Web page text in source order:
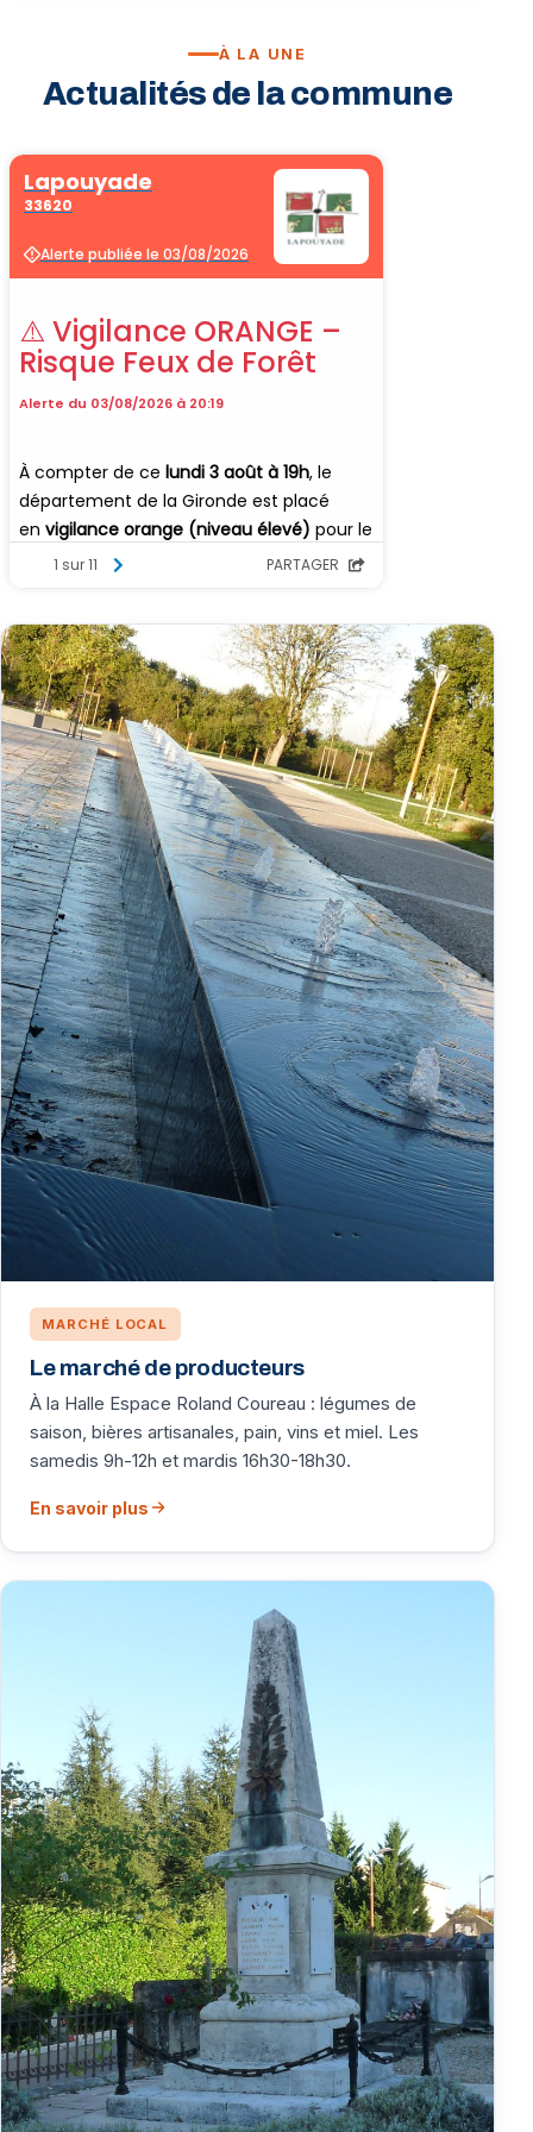
À LA UNE
Actualités de la commune
MARCHÉ LOCAL
Le marché de producteurs
À la Halle Espace Roland Coureau : légumes de
saison, bières artisanales, pain, vins et miel. Les
samedis 9h-12h et mardis 16h30-18h30.
En savoir plus